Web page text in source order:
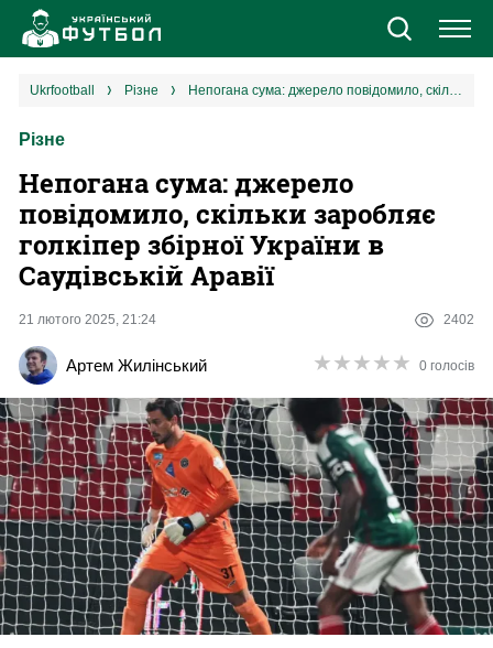
Новини
Єврокубки
УПЛ
Різне
Букмекери
Казино
ukrfootball різне Непогана сума: джерело повідомило, скільки заробляє голкіпер збірної України в Саудівській Аравії
Різне
Непогана сума: джерело
повідомило, скільки заробляє
голкіпер збірної України в
Саудівській Аравії
21 лютого 2025, 21:24 2402
Артем Жилінський ★★★★★
★★★★★ 0 голосів